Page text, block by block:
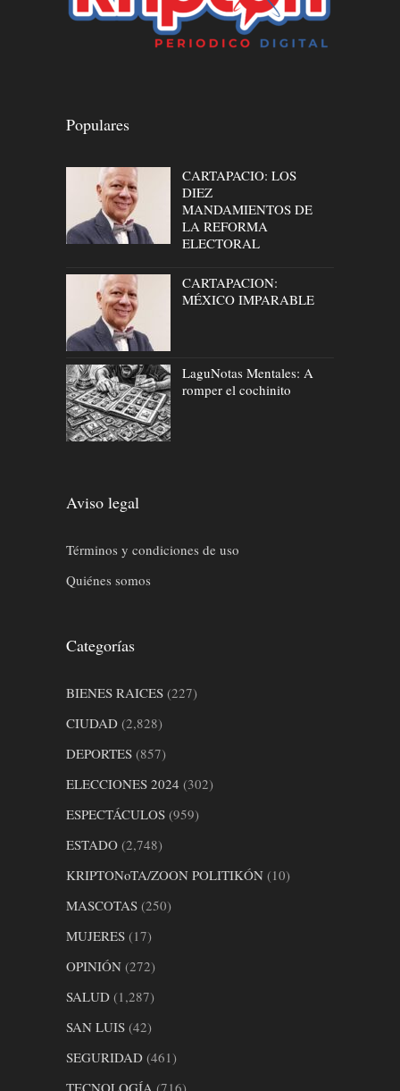
Populares
CARTAPACIO: LOS
DIEZ
MANDAMIENTOS DE
LA REFORMA
ELECTORAL
CARTAPACION:
MÉXICO IMPARABLE
LaguNotas Mentales: A
romper el cochinito
Aviso legal
Términos y condiciones de uso
Quiénes somos
Categorías
BIENES RAICES (227)
CIUDAD (2,828)
DEPORTES (857)
ELECCIONES 2024 (302)
ESPECTÁCULOS (959)
ESTADO (2,748)
KRIPTONoTA/ZOON POLITIKÓN (10)
MASCOTAS (250)
MUJERES (17)
OPINIÓN (272)
SALUD (1,287)
SAN LUIS (42)
SEGURIDAD (461)